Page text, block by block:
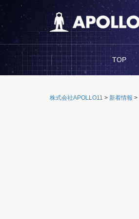
TOP
株式会社APOLLO11 > 新着情報 >